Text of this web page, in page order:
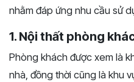
nhằm đáp ứng nhu cầu sử
1. Nội thất phòng
Phòng khách được xem là
nhà, đồng thời cũng là khu